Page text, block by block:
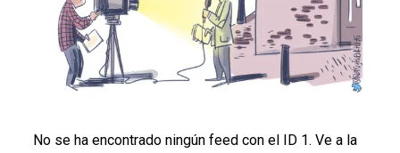
No se ha encontrado ningún feed con el ID 1. Ve a la